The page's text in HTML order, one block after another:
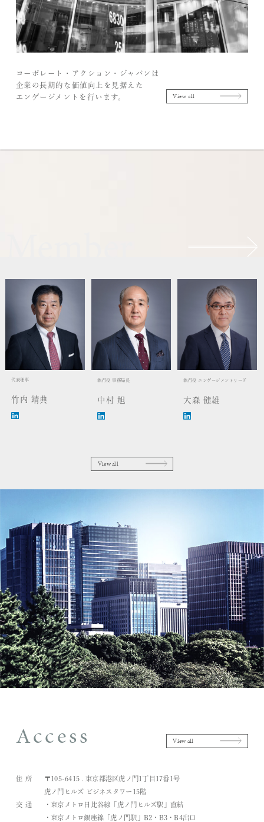
コーポレート・アクション・ジャパンは
企業の長期的な価値向上を見据えた
エンゲージメントを行います。
View all
代表理事
竹内 靖典
執行役 事務局長
中村 旭
執行役 エンゲージメントリード
大森 健雄
View all
Access View all
住所
〒105-6415 . 東京都港区虎ノ門1丁目17番1号
虎ノ門ヒルズ ビジネスタワー15階
交通
・東京メトロ日比谷線「虎ノ門ヒルズ駅」直結
・東京メトロ銀座線「虎ノ門駅」B2・B3・B4出口